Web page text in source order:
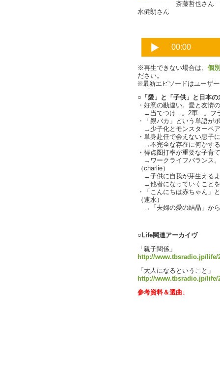
斎藤
水健朗さん
※再生できない場合は、 個
ださい。
※最新エピソードはユーザ
○「愛」と「子供」と日本の
・好意の勘違い。愛と友情
→当てつけ...。2軍...。フ
・「親バカ」という単語が
→少子化とモンスターペ
・単身赴任で会えない息子
→不完全な存在に何かす
・得点圏打率が重要な子育
→ワークライフバランス。
（charlie）
→子供に自我が芽生える
→他者になっていくこと
・「こんにちは赤ちゃん」
（速水）
→「夫婦の愛の結晶」か
○Life関連アーカイヴ
「親子関係」
http://www.tbsradio.jp/life/
「大人になるということ」
http://www.tbsradio.jp/life/
参考資料＆選曲↓